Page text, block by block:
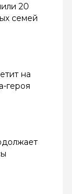
20
семей
на
героя